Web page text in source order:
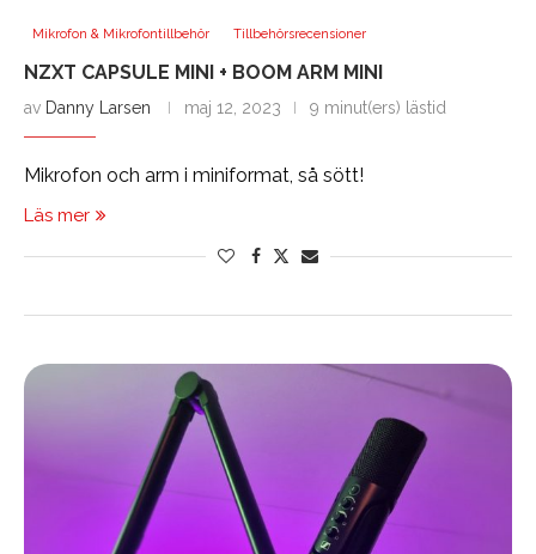
Mikrofon & Mikrofontillbehör Tillbehörsrecensioner
NZXT CAPSULE MINI + BOOM ARM MINI
av Danny Larsen maj 12, 2023 9 minut(ers) lästid
Mikrofon och arm i miniformat, så sött!
Läs mer